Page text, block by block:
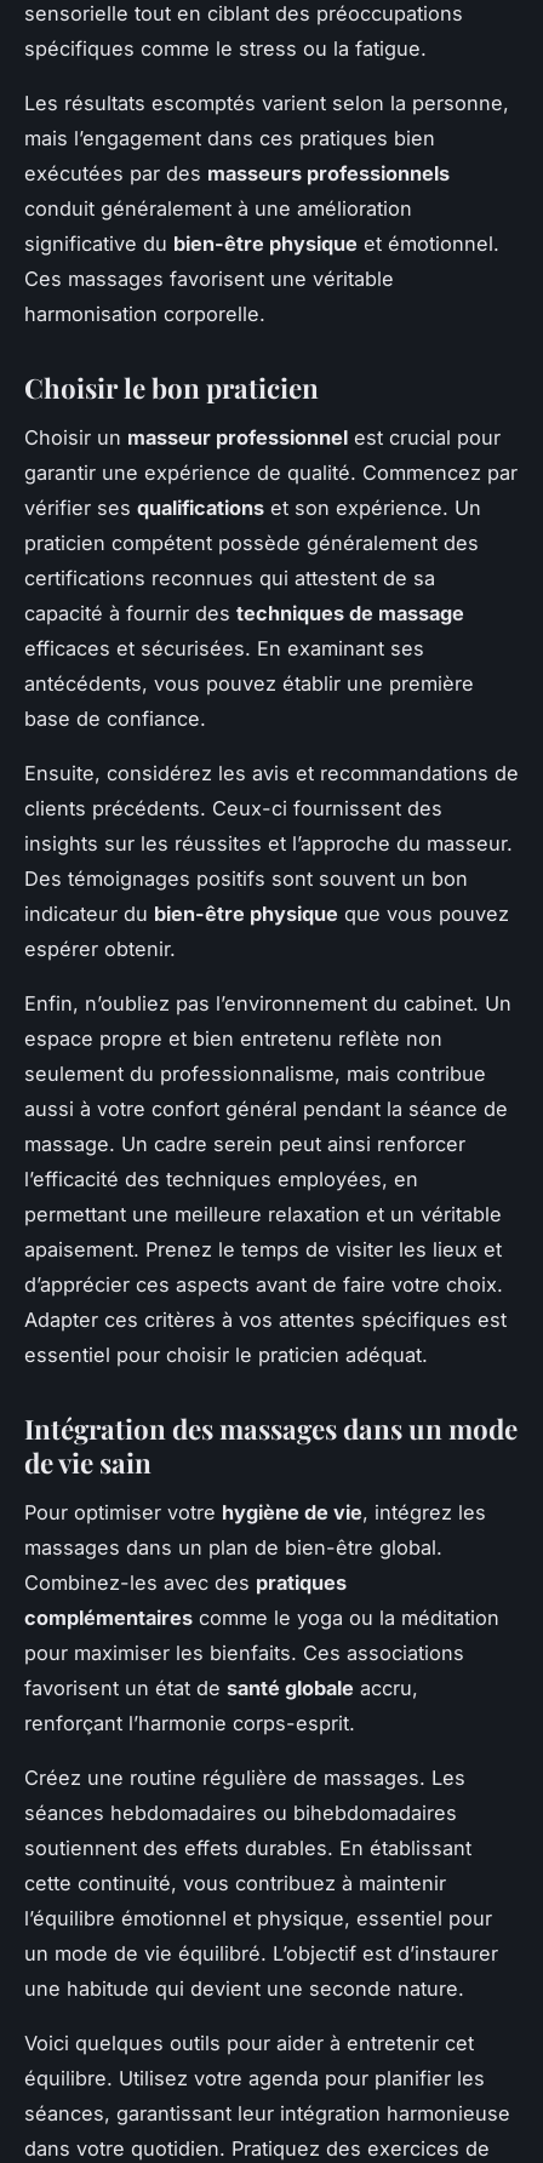
sensorielle tout en ciblant des préoccupations
spécifiques comme le stress ou la fatigue.
Les résultats escomptés varient selon la personne,
mais l’engagement dans ces pratiques bien
exécutées par des masseurs professionnels
conduit généralement à une amélioration
significative du bien-être physique et émotionnel.
Ces massages favorisent une véritable
harmonisation corporelle.
Choisir le bon praticien
Choisir un masseur professionnel est crucial pour
garantir une expérience de qualité. Commencez par
vérifier ses qualifications et son expérience. Un
praticien compétent possède généralement des
certifications reconnues qui attestent de sa
capacité à fournir des techniques de massage
efficaces et sécurisées. En examinant ses
antécédents, vous pouvez établir une première
base de confiance.
Ensuite, considérez les avis et recommandations de
clients précédents. Ceux-ci fournissent des
insights sur les réussites et l’approche du masseur.
Des témoignages positifs sont souvent un bon
indicateur du bien-être physique que vous pouvez
espérer obtenir.
Enfin, n’oubliez pas l’environnement du cabinet. Un
espace propre et bien entretenu reflète non
seulement du professionnalisme, mais contribue
aussi à votre confort général pendant la séance de
massage. Un cadre serein peut ainsi renforcer
l’efficacité des techniques employées, en
permettant une meilleure relaxation et un véritable
apaisement. Prenez le temps de visiter les lieux et
d’apprécier ces aspects avant de faire votre choix.
Adapter ces critères à vos attentes spécifiques est
essentiel pour choisir le praticien adéquat.
Intégration des massages dans un mode
de vie sain
Pour optimiser votre hygiène de vie, intégrez les
massages dans un plan de bien-être global.
Combinez-les avec des pratiques
complémentaires comme le yoga ou la méditation
pour maximiser les bienfaits. Ces associations
favorisent un état de santé globale accru,
renforçant l’harmonie corps-esprit.
Créez une routine régulière de massages. Les
séances hebdomadaires ou bihebdomadaires
soutiennent des effets durables. En établissant
cette continuité, vous contribuez à maintenir
l’équilibre émotionnel et physique, essentiel pour
un mode de vie équilibré. L’objectif est d’instaurer
une habitude qui devient une seconde nature.
Voici quelques outils pour aider à entretenir cet
équilibre. Utilisez votre agenda pour planifier les
séances, garantissant leur intégration harmonieuse
dans votre quotidien. Pratiquez des exercices de